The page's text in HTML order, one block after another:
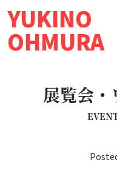
YUKINO
OHMURA
展覧会